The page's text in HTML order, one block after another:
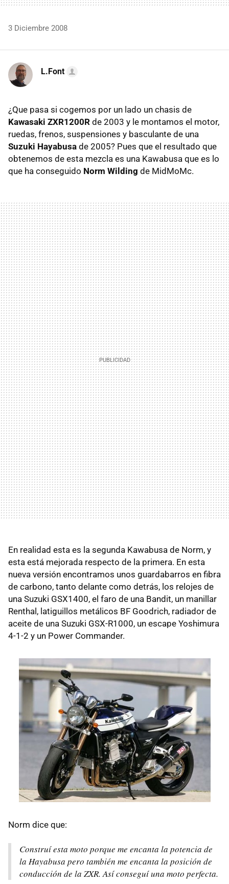
3 Diciembre 2008
L.Font
¿Que pasa si cogemos por un lado un chasis de
Kawasaki ZXR1200R de 2003 y le montamos el motor,
ruedas, frenos, suspensiones y basculante de una
Suzuki Hayabusa de 2005? Pues que el resultado que
obtenemos de esta mezcla es una Kawabusa que es lo
que ha conseguido Norm Wilding de MidMoMc.
En realidad esta es la segunda Kawabusa de Norm, y
esta está mejorada respecto de la primera. En esta
nueva versión encontramos unos guardabarros en fibra
de carbono, tanto delante como detrás, los relojes de
una Suzuki GSX1400, el faro de una Bandit, un manillar
Renthal, latiguillos metálicos BF Goodrich, radiador de
aceite de una Suzuki GSX-R1000, un escape Yoshimura
4-1-2 y un Power Commander.
Norm dice que:
Construí esta moto porque me encanta la potencia de
la Hayabusa pero también me encanta la posición de
conducción de la ZXR. Así conseguí una moto perfecta.